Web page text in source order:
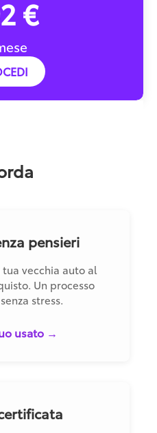
€
pensieri
vecchia auto al
Un processo
stress.
usato →